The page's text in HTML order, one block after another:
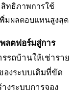
สิทธิภาพการใช้
มผลตอบแทนสูงสุด
ลตฟอร์มสู่การ
รถบ้านให้เช่าราย
งระบบเดิมที่ขัด
งระบบการจอง